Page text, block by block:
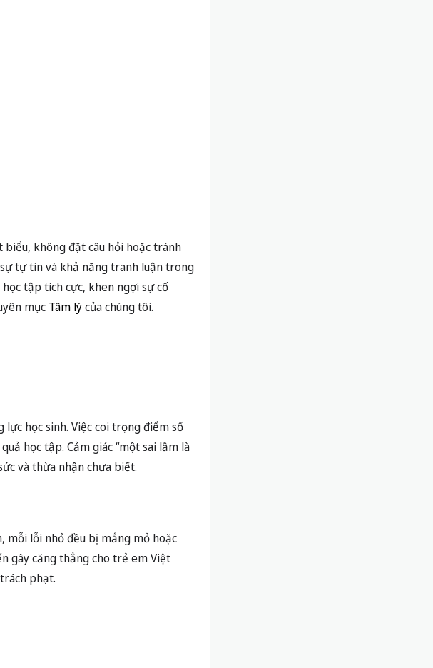
học sinh. Việc coi trọng điểm số
học tập. Cảm giác “một sai lầm là
và thừa nhận chưa biết.
sự hiểu vấn đề. Khi mục tiêu
sai là đủ” đối với áp lực thành